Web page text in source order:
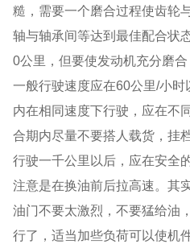
糙，需要一个磨合过程使齿轮
轴与轴承间等达到最佳配合状
0公里，但要使发动机充分磨
一般行驶速度应在60公里/小
内在相同速度下行驶，应在不
合期内尽量不要搭人载货，挂
行驶一千公里以后，应在安全
注意是在换油前后拉高速。其
油门不要太激烈，不要猛给油
行了，适当加些负荷可以使机